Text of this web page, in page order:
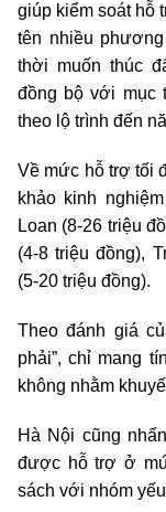
giúp kiểm soát hỗ
tên nhiều
thời muốn thúc
đồng bộ với mục
theo lộ trình đến
Về mức hỗ trợ tối
khảo kinh
Loan (8-26 triệu
(4-8 triệu đồng),
(5-20 triệu đồng).
Theo đánh giá
phải”, chỉ mang
không nhằm
Hà Nội cũng
được hỗ trợ ở
sách với nhóm